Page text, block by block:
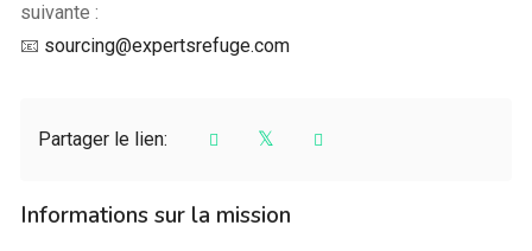
suivante :
📧 sourcing@expertsrefuge.com
Partager le lien:
Informations sur la mission